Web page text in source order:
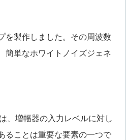
を製作しました。その周波数
簡単なホワイトノイズジェネ
、増幅器の入力レベルに対し
ることは重要な要素の一つで